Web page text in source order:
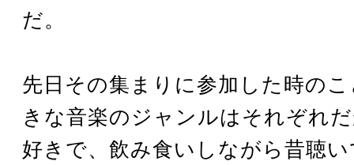
だ。
先日その集まりに参加した時の
きな音楽のジャンルはそれぞれ
好きで、飲み食いしながら昔聴